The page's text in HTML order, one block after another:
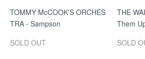
TOMMY McCOOK'S ORCHES
TRA - Sampson
SOLD OUT
THE
Them
SOLD